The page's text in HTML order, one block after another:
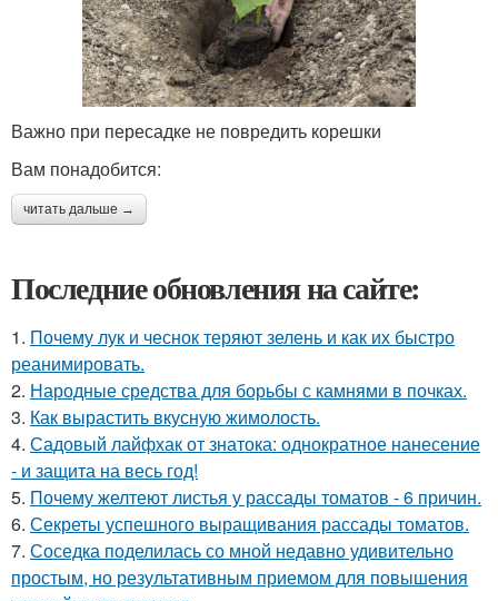
Важно при пересадке не повредить корешки
Вам понадобится:
читать дальше →
Последние обновления на сайте:
1. Почему лук и чеснок теряют зелень и как их быстро
реанимировать.
2. Народные средства для борьбы с камнями в почках.
3. Как вырастить вкусную жимолость.
4. Садовый лайфхак от знатока: однократное нанесение
- и защита на весь год!
5. Почему желтеют листья у рассады томатов - 6 причин.
6. Секреты успешного выращивания рассады томатов.
7. Соседка поделилась со мной недавно удивительно
простым, но результативным приемом для повышения